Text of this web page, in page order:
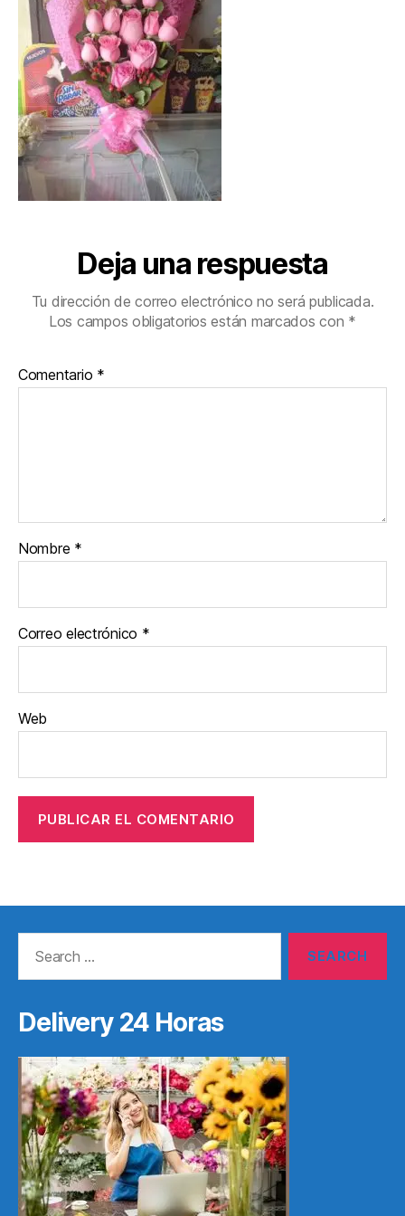
Deja una respuesta
Tu dirección de correo electrónico no será publicada.
Los campos obligatorios están marcados con *
Comentario *
Nombre *
Correo electrónico *
Web
Delivery 24 Horas